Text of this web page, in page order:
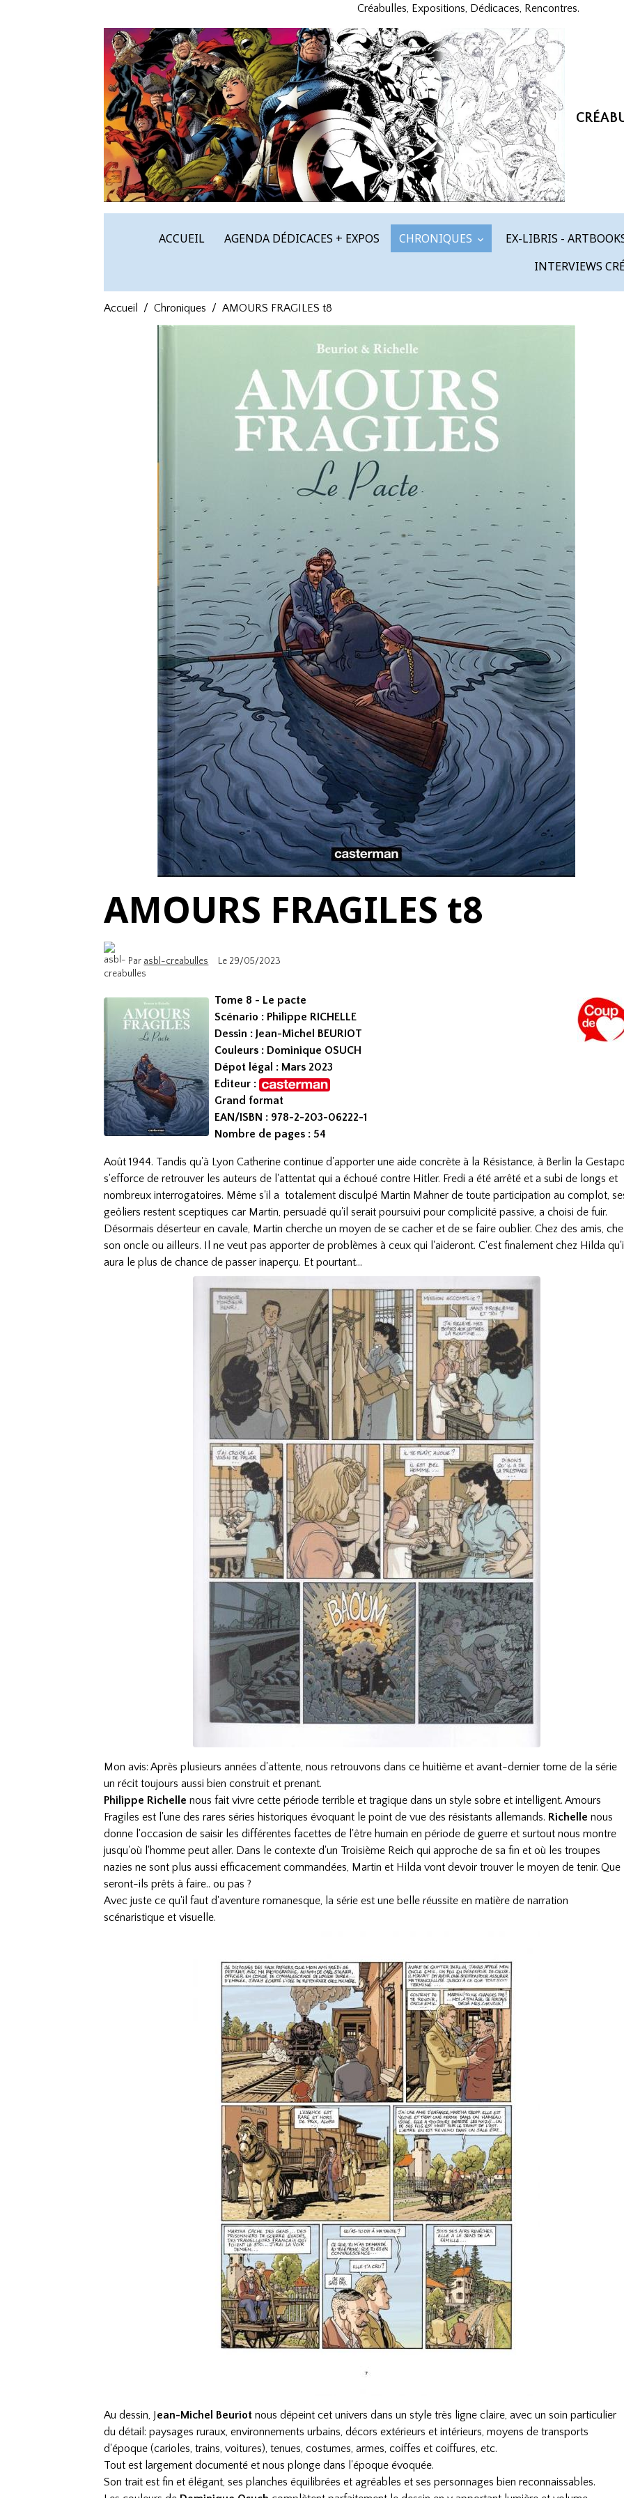
Créabulles, Expositions, Dédicaces, Rencontres.
ACCUEIL AGENDA DÉDICACES + EXPOS CHRONIQUES EX-LIBRIS -
INTERVIEWS
Accueil Chroniques AMOURS FRAGILES t8
AMOURS FRAGILES t8
Par asbl-creabulles Le 29/05/2023
Tome 8 - Le pacte
Scénario : Philippe RICHELLE
Dessin : Jean-Michel BEURIOT
Couleurs : Dominique OSUCH
Dépot légal : Mars 2023
Editeur :
Grand format
EAN/ISBN : 978-2-203-06222-1
Nombre de pages : 54
Août 1944. Tandis qu'à Lyon Catherine continue d'apporter une aide concrète à la Résistance, à Berlin la Gestapo
s'efforce de retrouver les auteurs de l'attentat qui a échoué contre Hitler. Fredi a été arrêté et a subi de longs et
nombreux interrogatoires. Même s'il a totalement disculpé Martin Mahner de toute participation au complot,
geôliers restent sceptiques car Martin, persuadé qu'il serait poursuivi pour complicité passive, a choisi de fuir.
Désormais déserteur en cavale, Martin cherche un moyen de se cacher et de se faire oublier. Chez des amis,
son oncle ou ailleurs. Il ne veut pas apporter de problèmes à ceux qui l'aideront. C'est finalement chez Hilda qu'il
aura le plus de chance de passer inaperçu. Et pourtant...
Mon avis: Après plusieurs années d'attente, nous retrouvons dans ce huitième et avant-dernier tome de la série
un récit toujours aussi bien construit et prenant.
Philippe Richellenous fait vivre cette période terrible et tragique dans un style sobre et intelligent. Amours
Fragiles est l'une des rares séries historiques évoquant le point de vue des résistants allemands. Richelle nous
donne l'occasion de saisir les différentes facettes de l'être humain en période de guerre et surtout nous montre
jusqu'où l'homme peut aller. Dans le contexte d'un Troisième Reich qui approche de sa fin et où les troupes
nazies ne sont plus aussi efficacement commandées, Martin et Hilda vont devoir trouver le moyen de tenir. Que
seront-ils prêts à faire.. ou pas ?
Avec juste ce qu'il faut d'aventure romanesque, la série est une belle réussite en matière de narration
scénaristique et visuelle.
Au dessin, Jean-Michel Beuriot nous dépeint cet univers dans un style très ligne claire, avec un soin particulier
du détail: paysages ruraux, environnements urbains, décors extérieurs et intérieurs, moyens de transports
d'époque (carioles, trains, voitures), tenues, costumes, armes, coiffes et coiffures, etc.
Tout est largement documenté et nous plonge dans l'époque évoquée.
Son trait est fin et élégant, ses planches équilibrées et agréables et ses personnages bien reconnaissables.